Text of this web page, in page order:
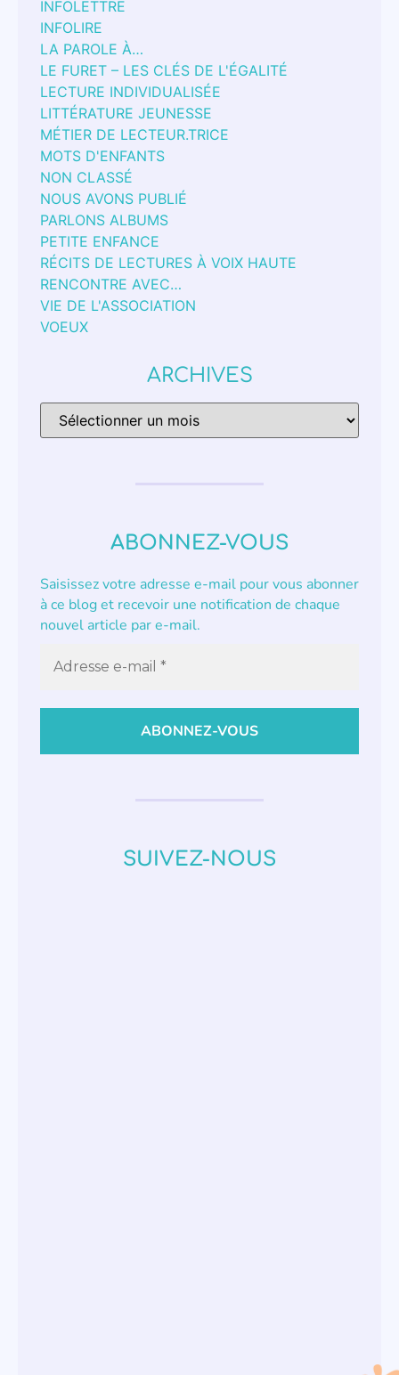
INFOLETTRE
INFOLIRE
LA PAROLE À…
LE FURET – LES CLÉS DE L'ÉGALITÉ
LECTURE INDIVIDUALISÉE
LITTÉRATURE JEUNESSE
MÉTIER DE LECTEUR.TRICE
MOTS D'ENFANTS
NON CLASSÉ
NOUS AVONS PUBLIÉ
PARLONS ALBUMS
PETITE ENFANCE
RÉCITS DE LECTURES À VOIX HAUTE
RENCONTRE AVEC…
VIE DE L'ASSOCIATION
VOEUX
ARCHIVES
ABONNEZ-VOUS
Saisissez votre adresse e-mail pour vous abonner
à ce blog et recevoir une notification de chaque
nouvel article par e-mail.
SUIVEZ-NOUS